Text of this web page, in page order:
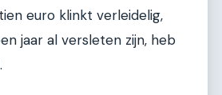
euro klinkt verleidelig,
jaar al versleten zijn, heb